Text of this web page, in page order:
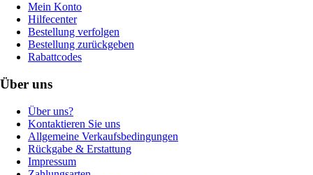
Mein Konto
Hilfecenter
Bestellung verfolgen
Bestellung zurückgeben
Rabattcodes
Über uns
Über uns?
Kontaktieren Sie uns
Allgemeine Verkaufsbedingungen
Rückgabe & Erstattung
Impressum